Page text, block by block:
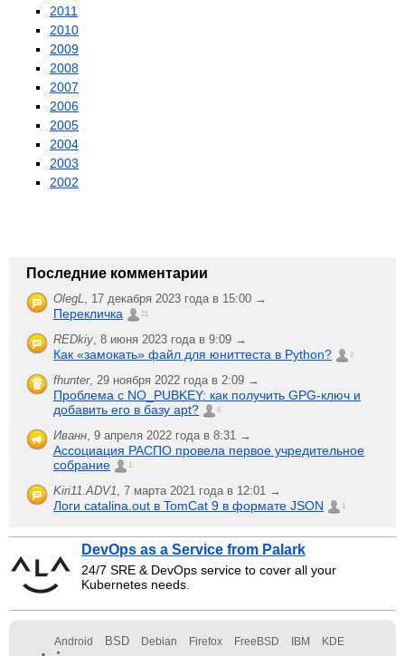
2011
2010
2009
2008
2007
2006
2005
2004
2003
2002
Последние комментарии
OlegL, 17 декабря 2023 года в 15:00 →
Перекличка 21
REDkiy, 8 июня 2023 года в 9:09 →
Как «замокать» файл для юниттеста в Python? 2
fhunter, 29 ноября 2022 года в 2:09 →
Проблема с NO_PUBKEY: как получить GPG-ключ и
добавить его в базу apt?
6
Иванн, 9 апреля 2022 года в 8:31 →
Ассоциация РАСПО провела первое учредительное
собрание
1
Kiri11.ADV1, 7 марта 2021 года в 12:01 →
Логи catalina.out в TomCat 9 в формате JSON 1
DevOps as a Service from Palark
24/7 SRE & DevOps service to cover all your
Kubernetes needs.
Android BSD Debian Firefox FreeBSD IBM KDE